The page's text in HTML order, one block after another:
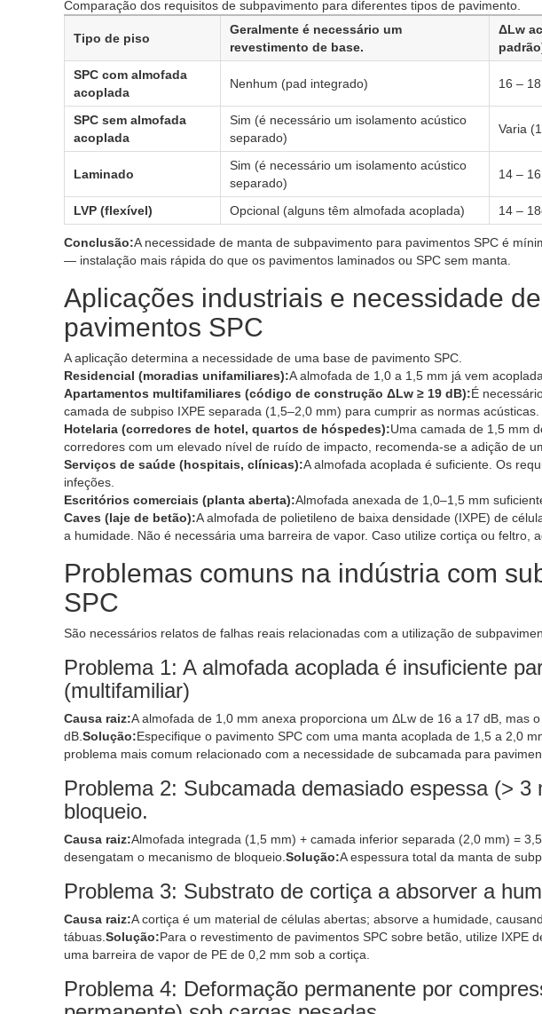
Comparação dos requisitos de subpavimento para diferentes tipos de pavimento.
Tipo de piso
Geralmente é necessário um
revestimento de base.
ΔLw
SPC com almofada
acoplada
Nenhum (pad integrado) 16 –
SPC sem almofada
acoplada
Sim (é necessário um isolamento acústico
separado)
Varia
Laminado
Sim (é necessário um isolamento acústico
separado)
14 –
LVP (flexível) Opcional (alguns têm almofada acoplada) 14 –
Conclusão:A necessidade de manta de subpavimento para pavimentos SPC é
— instalação mais rápida do que os pavimentos laminados ou SPC sem manta.
Aplicações industriais e necessidade
pavimentos SPC
A aplicação determina a necessidade de uma base de pavimento SPC.
Residencial (moradias unifamiliares):A almofada de 1,0 a 1,5 mm já vem
Apartamentos multifamiliares (código de construção ΔLw ≥ 19 dB):É
camada de subpiso IXPE separada (1,5–2,0 mm) para cumprir as normas acústicas.
Hotelaria (corredores de hotel, quartos de hóspedes):Uma camada de 1,5 mm
corredores com um elevado nível de ruído de impacto, recomenda-se a adição de
Serviços de saúde (hospitais, clínicas):A almofada acoplada é suficiente. Os
infeções.
Escritórios comerciais (planta aberta):Almofada anexada de 1,0–1,5 mm
Caves (laje de betão):A almofada de polietileno de baixa densidade (IXPE) de
a humidade. Não é necessária uma barreira de vapor. Caso utilize cortiça ou feltro,
Problemas comuns na indústria com
SPC
São necessários relatos de falhas reais relacionadas com a utilização de
Problema 1: A almofada acoplada é insuficiente
(multifamiliar)
Causa raiz:A almofada de 1,0 mm anexa proporciona um ΔLw de 16 a 17 dB, mas
dB. Solução:Especifique o pavimento SPC com uma manta acoplada de 1,5 a 2,0
problema mais comum relacionado com a necessidade de subcamada para
Problema 2: Subcamada demasiado espessa (>
bloqueio.
Causa raiz:Almofada integrada (1,5 mm) + camada inferior separada (2,0 mm) =
desengatam o mecanismo de bloqueio. Solução:A espessura total da manta de
Problema 3: Substrato de cortiça a absorver a
Causa raiz:A cortiça é um material de células abertas; absorve a humidade,
tábuas. Solução:Para o revestimento de pavimentos SPC sobre betão, utilize IXPE
uma barreira de vapor de PE de 0,2 mm sob a cortiça.
Problema 4: Deformação permanente por